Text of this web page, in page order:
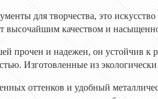
для творчества, это
высочайшим качеством и
прочен и надежен, он устойчив к
Изготовленные из
оттенков и удобный